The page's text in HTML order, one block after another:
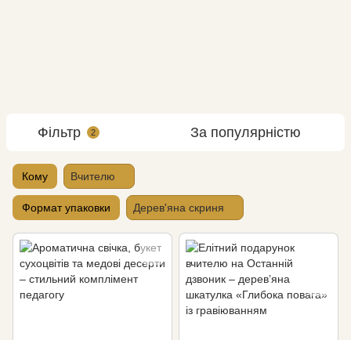
Фільтр 2 За популярністю
Кому Вчителю
Формат упаковки Дерев'яна скриня